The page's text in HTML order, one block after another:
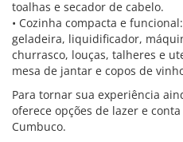
toalhas e secador de cabelo.
• Cozinha compacta e
geladeira, liquidificador,
churrasco, louças, talheres e
mesa de jantar e copos de
Para tornar sua experiência
oferece opções de lazer e
Cumbuco.